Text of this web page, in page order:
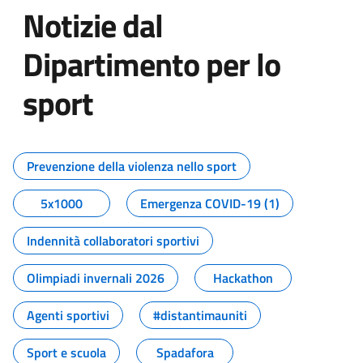
Notizie dal
Dipartimento per lo
sport
Tutti i contenuti della pagina
Prevenzione della violenza nello sport
5x1000
Emergenza COVID-19 (1)
Indennità collaboratori sportivi
Olimpiadi invernali 2026
Hackathon
Agenti sportivi
#distantimauniti
Sport e scuola
Spadafora